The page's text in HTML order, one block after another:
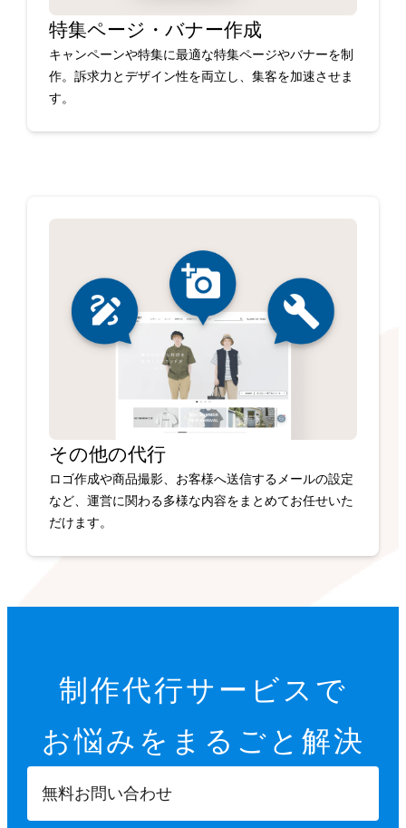
特集ページ・バナー作成
キャンペーンや特集に最適な特集ページやバナーを制
作。訴求力とデザイン性を両立し、集客を加速させま
す。
その他の代行
ロゴ作成や商品撮影、お客様へ送信するメールの設定
など、運営に関わる多様な内容をまとめてお任せいた
だけます。
制作代行サービスで
お悩みを まるごと解決
無料お問い合わせ